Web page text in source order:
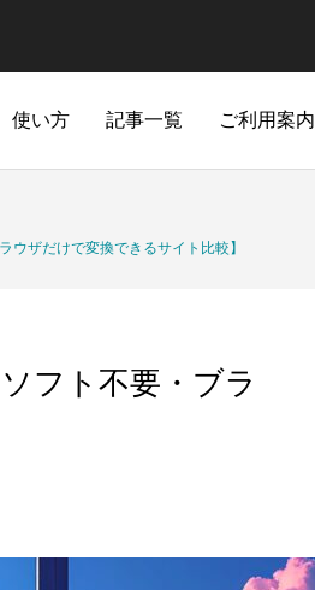
使い方 記事一覧 ご利用案内
ウザだけで変換できるサイト比較】
フト不要・ブラ